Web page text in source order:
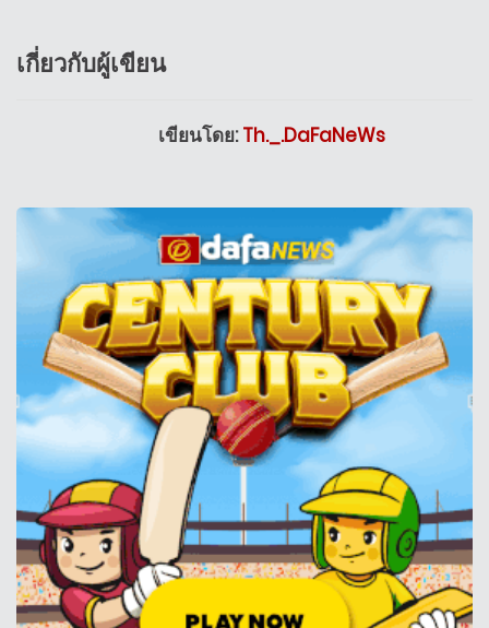
เกี่ยวกับผู้เขียน
เขียนโดย:Th._.DaFaNeWs